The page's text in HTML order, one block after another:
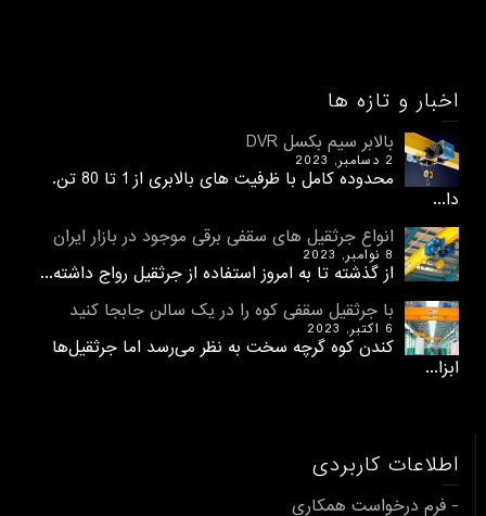
اخبار و تازه ها
بالابر سیم بکسل DVR
2 دسامبر, 2023
محدوده کامل با ظرفیت های بالابری از 1 تا 80 تن.
دا...
انواع جرثقیل های سقفی برقی موجود در بازار ایران
8 نوامبر, 2023
از گذشته تا به امروز استفاده از جرثقیل رواج داشته...
با جرثقیل سقفی کوه را در یک سالن جابجا کنید
6 اکتبر, 2023
کندن کوه گرچه سخت به نظر می‌رسد اما جرثقیل‌ها
ابزا...
اطلاعات کاربردی
- فرم درخواست همکاری